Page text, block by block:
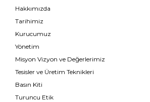
Hakkımızda
Tarihimiz
Kurucumuz
Yönetim
Misyon Vizyon ve Değerlerimiz
Tesisler ve Üretim Teknikleri
Basın Kiti
Turuncu Etik